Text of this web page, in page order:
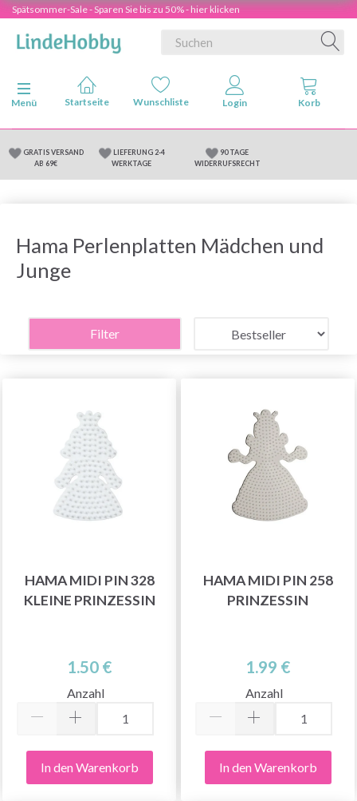
Spätsommer-Sale - Sparen Sie bis zu 50% - hier klicken
Anzeige ändern
Menü
GRATIS VERSAND
AB 69€
LIEFERUNG 2-4
WERKTAGE
90 TAGE
WIDERRUFSRECHT
Hama Perlenplatten Mädchen und
Junge
Filter
HAMA MIDI PIN 328
KLEINE PRINZESSIN
1.50 €
Anzahl
In den Warenkorb
HAMA MIDI PIN 258
PRINZESSIN
1.99 €
Anzahl
In den Warenkorb